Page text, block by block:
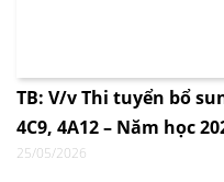
TB: V/v Thi tuyển bổ
4C9, 4A12 – Năm học
25/05/2026